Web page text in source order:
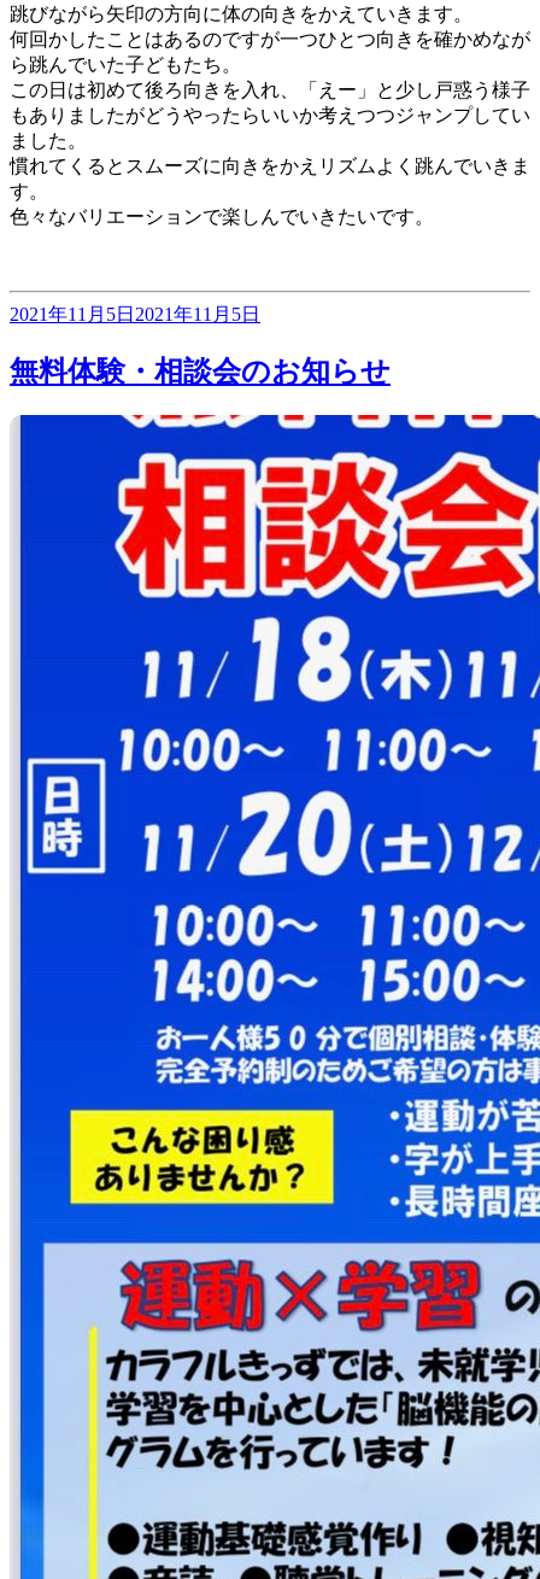
跳びながら矢印の方向に体の向きをかえていきます。
何回かしたことはあるのですが一つひとつ向きを確かめなが
ら跳んでいた子どもたち。
この日は初めて後ろ向きを入れ、「えー」と少し戸惑う様子
もありましたがどうやったらいいか考えつつジャンプしてい
ました。
慣れてくるとスムーズに向きをかえリズムよく跳んでいきま
す。
色々なバリエーションで楽しんでいきたいです。
投
日:
2021年11月5日 2021年11月5日
無料体験・相談会のお知らせ